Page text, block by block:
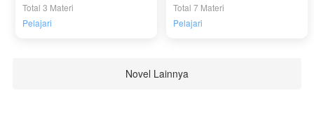
Total 3 Materi
Pelajari
Total 7 Materi
Pelajari
Novel Lainnya